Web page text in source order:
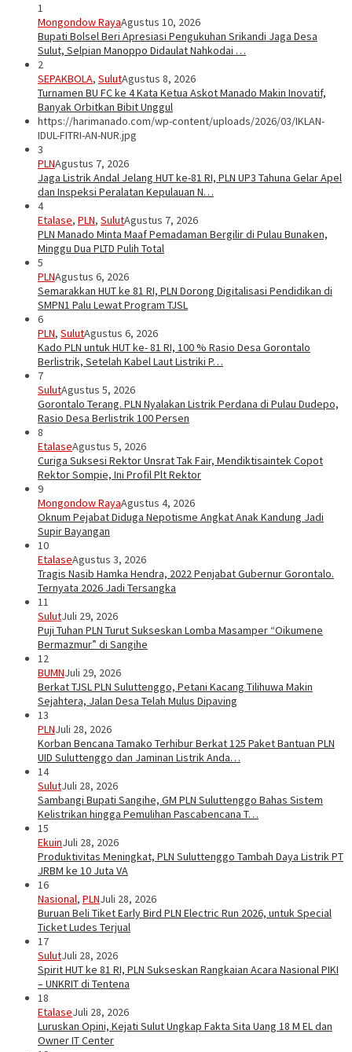
1
Mongondow RayaAgustus 10, 2026
Bupati Bolsel Beri Apresiasi Pengukuhan Srikandi Jaga Desa
Sulut, Selpian Manoppo Didaulat Nahkodai …
2
SEPAKBOLA, SulutAgustus 8, 2026
Turnamen BU FC ke 4 Kata Ketua Askot Manado Makin Inovatif,
Banyak Orbitkan Bibit Unggul
https://harimanado.com/wp-content/uploads/2026/03/IKLAN-
IDUL-FITRI-AN-NUR.jpg
3
PLNAgustus 7, 2026
Jaga Listrik Andal Jelang HUT ke-81 RI, PLN UP3 Tahuna Gelar Apel
dan Inspeksi Peralatan Kepulauan N…
4
Etalase, PLN, SulutAgustus 7, 2026
PLN Manado Minta Maaf Pemadaman Bergilir di Pulau Bunaken,
Minggu Dua PLTD Pulih Total
5
PLNAgustus 6, 2026
Semarakkan HUT ke 81 RI, PLN Dorong Digitalisasi Pendidikan di
SMPN1 Palu Lewat Program TJSL
6
PLN, SulutAgustus 6, 2026
Kado PLN untuk HUT ke- 81 RI, 100 % Rasio Desa Gorontalo
Berlistrik, Setelah Kabel Laut Listriki P…
7
SulutAgustus 5, 2026
Gorontalo Terang. PLN Nyalakan Listrik Perdana di Pulau Dudepo,
Rasio Desa Berlistrik 100 Persen
8
EtalaseAgustus 5, 2026
Curiga Suksesi Rektor Unsrat Tak Fair, Mendiktisaintek Copot
Rektor Sompie, Ini Profil Plt Rektor
9
Mongondow RayaAgustus 4, 2026
Oknum Pejabat Diduga Nepotisme Angkat Anak Kandung Jadi
Supir Bayangan
10
EtalaseAgustus 3, 2026
Tragis Nasib Hamka Hendra, 2022 Penjabat Gubernur Gorontalo.
Ternyata 2026 Jadi Tersangka
11
SulutJuli 29, 2026
Puji Tuhan PLN Turut Sukseskan Lomba Masamper “Oikumene
Bermazmur” di Sangihe
12
BUMNJuli 29, 2026
Berkat TJSL PLN Suluttenggo, Petani Kacang Tilihuwa Makin
Sejahtera, Jalan Desa Telah Mulus Dipaving
13
PLNJuli 28, 2026
Korban Bencana Tamako Terhibur Berkat 125 Paket Bantuan PLN
UID Suluttenggo dan Jaminan Listrik Anda…
14
SulutJuli 28, 2026
Sambangi Bupati Sangihe, GM PLN Suluttenggo Bahas Sistem
Kelistrikan hingga Pemulihan Pascabencana T…
15
EkuinJuli 28, 2026
Produktivitas Meningkat, PLN Suluttenggo Tambah Daya Listrik PT
JRBM ke 10 Juta VA
16
Nasional, PLNJuli 28, 2026
Buruan Beli Tiket Early Bird PLN Electric Run 2026, untuk Special
Ticket Ludes Terjual
17
SulutJuli 28, 2026
Spirit HUT ke 81 RI, PLN Sukseskan Rangkaian Acara Nasional PIKI
– UNKRIT di Tentena
18
EtalaseJuli 28, 2026
Luruskan Opini, Kejati Sulut Ungkap Fakta Sita Uang 18 M EL dan
Owner IT Center